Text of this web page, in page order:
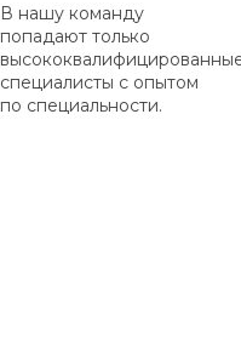
В нашу команду
попадают только
специалисты с опытом
по специальности.